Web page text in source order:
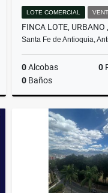
LOTE COMERCIAL
Santa Fe de Antioquia,
0Alcobas 0
0 Baños